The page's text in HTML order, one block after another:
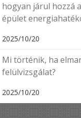
hogyan járul hozzá
épület
2025/10/20
Mi történik, ha
felülvizsgálat?
2025/10/20